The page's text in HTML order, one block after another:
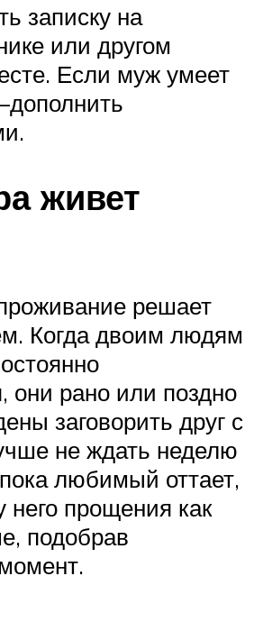
записку на
или другом
Если муж умеет
живет
решает
Когда двоим людям
они рано или поздно
заговорить друг с
не ждать неделю
любимый оттает,
него прощения как
подобрав